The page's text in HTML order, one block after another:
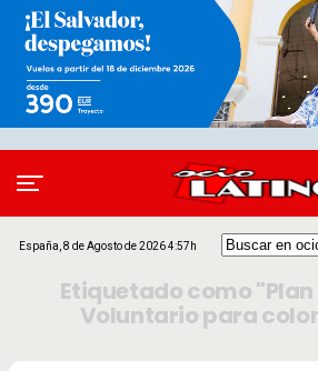
España, 8 de Agosto de 2026 4:57h
Etiquetado como "Plan
Voluntario para